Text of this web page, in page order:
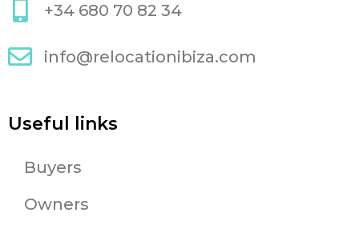
+34 680 70 82 34
info@relocationibiza.com
Useful links
Buyers
Owners